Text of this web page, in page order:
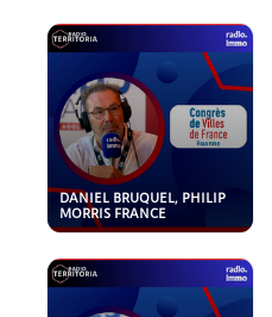
DANIEL BRUQUEL, PHILIP
MORRIS FRANCE